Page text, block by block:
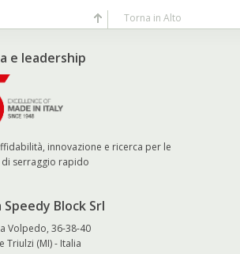
e leadership
innovazione e ricerca per le
serraggio rapido
Block Srl
Volpedo, 36-38-40
Triulzi (MI) - Italia
Torna in Alto